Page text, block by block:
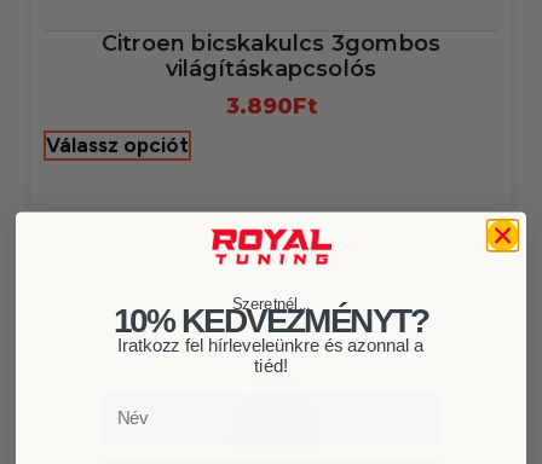
Citroen bicskakulcs 3gombos
világításkapcsolós
3.890Ft
Válassz opciót
Szeretnél...
10% KEDVEZMÉNYT?
Iratkozz fel hírleveleünkre és azonnal a
tiéd!
Név